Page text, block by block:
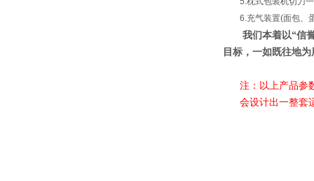
6.充气装置(面包、蛋
我们本着以“信誉
目标，一如既往地
注：以上产品参
会设计出一整套